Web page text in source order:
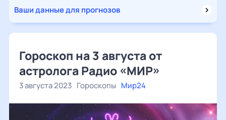
Ваши данные для прогнозов
Гороскоп на 3 августа от
астролога Радио «МИР»
3 августа 2023 Гороскопы Мир24